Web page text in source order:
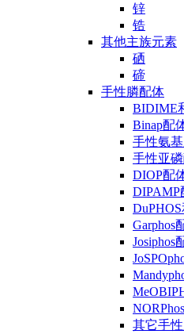
锌
锆
其他主族元素
硒
碲
手性膦配体
BIDIME
Binap配
手性氨
手性亚
DIOP配
DIPAMP
Garphos
Josiphos
其它手